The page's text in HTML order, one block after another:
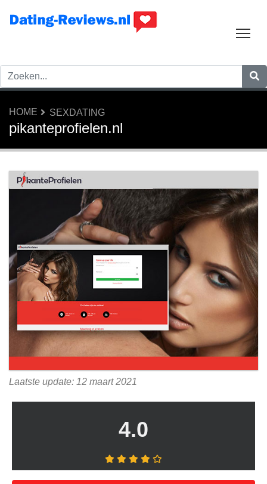
HOME SEXDATING
pikanteprofielen.nl
Laatste update: 12 maart 2021
4.0